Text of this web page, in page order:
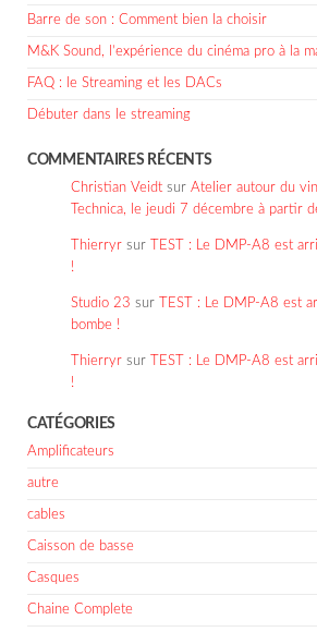
Barre de son : Comment bien la choisir
M&K Sound, l’expérience du cinéma pro à la
FAQ : le Streaming et les DACs
Débuter dans le streaming
COMMENTAIRES RÉCENTS
Christian Veidt sur Atelier autour du
Technica, le jeudi 7 décembre à partir
Thierryr sur
TEST : Le DMP-A8 est
!
Studio 23 sur
TEST : Le DMP-A8 est
bombe !
Thierryr sur
TEST : Le DMP-A8 est
!
CATÉGORIES
Amplificateurs
autre
cables
Caisson de basse
Casques
Chaine Complete